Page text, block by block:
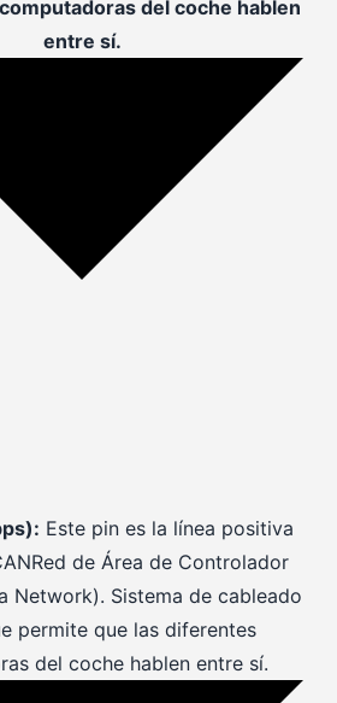
del coche hablen
entre sí.
Este pin es la línea positiva
Red de Área de Controlador
Network). Sistema de cableado
permite que las diferentes
del coche hablen entre sí.